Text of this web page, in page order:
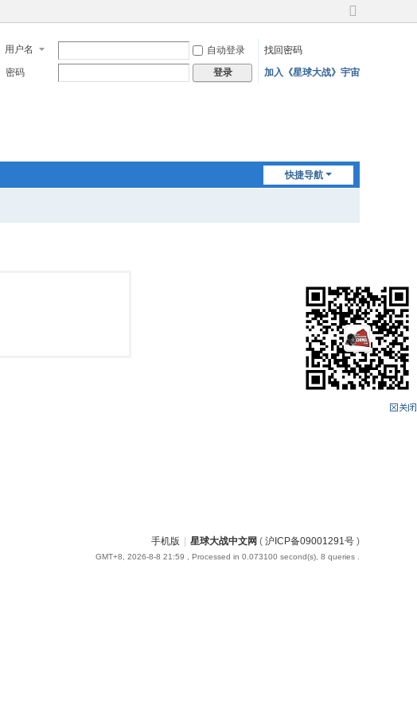
切
宽
用户名 自动登录
找回密码
密码
登录 加入《星球大战》宇宙
快捷导航
手机版 星球大战中文网 ( 沪ICP备09001291号 )
GMT+8, 2026-8-8 21:59 , Processed in 0.073100 second(s), 8 queries .